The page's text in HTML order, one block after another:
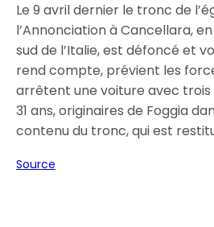
Le 9 avril dernier le tronc de
l’Annonciation à Cancellara,
sud de l’Italie, est défoncé et
rend compte, prévient les
arrêtent une voiture avec trois
31 ans, originaires de Foggia
contenu du tronc, qui est
Source